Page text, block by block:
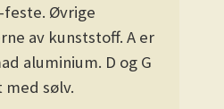
Øvrige
av kunststoff. A er
aluminium. D og G
sølv.